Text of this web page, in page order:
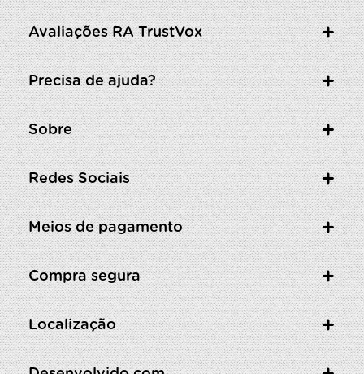
Avaliações RA TrustVox
Precisa de ajuda?
Sobre
Redes Sociais
Meios de pagamento
Compra segura
Localização